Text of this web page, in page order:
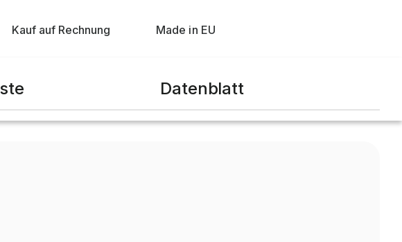
Kauf auf Rechnung Made in EU
Datenblatt